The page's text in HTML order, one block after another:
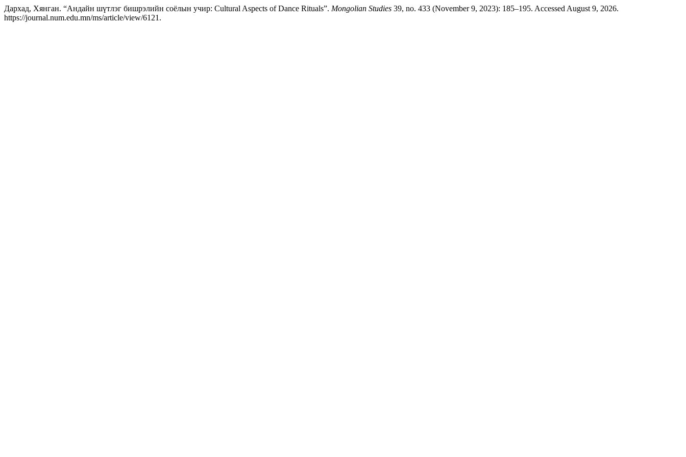
Дархад, Хянган. “Андайн шүтлэг бишрэлийн соёлын учир: Cultural Aspects of Dance Rituals”. Mongolian Studies 39, no. 433 (November 9, 2023): 185–195. Accessed August 9, 2026.
https://journal.num.edu.mn/ms/article/view/6121.